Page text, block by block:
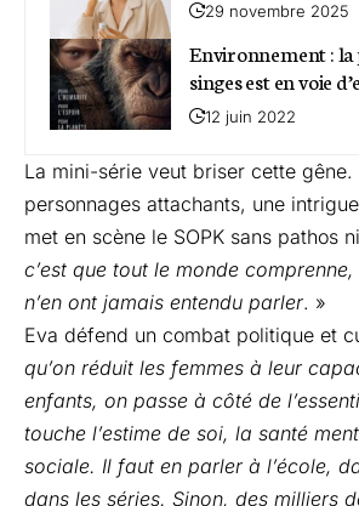
29 novembre 2025
Environnement : la
singes est en voie
12 juin 2022
La mini-série veut briser cette gêne.
personnages attachants, une
met en scène le SOPK sans pathos
c’est que tout le monde
n’en ont jamais entendu parler. »
Eva défend un combat politique et
qu’on réduit les femmes à leur
enfants, on passe à côté de
touche l’estime de soi, la santé
sociale. Il faut en parler à l’école,
dans les séries. Sinon, des milliers